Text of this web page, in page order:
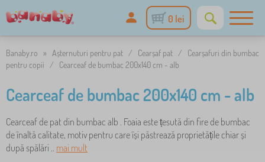
0 lei
Banaby.ro » Așternuturi pentru pat / Cearșaf pat /
Cearșafuri din bumbac
pentru copii
/ Cearceaf de bumbac 200x140 cm - alb
Cearceaf de bumbac 200x140 cm - alb
Cearceaf de pat din bumbac alb . Foaia este țesută din fire de bumbac
de înaltă calitate, motiv pentru care își păstrează proprietățile chiar și
după spălări .. mai mult